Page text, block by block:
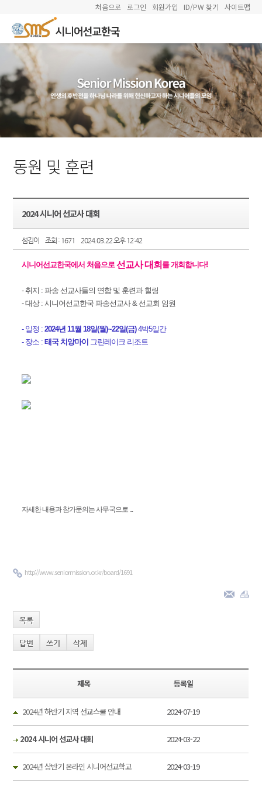
처음으로 로그인 회원가입 ID/PW 찾기 사이트맵
동원 및 훈련
2024 시니어 선교사 대회
섬김이 조회 : 1671 2024.03.22 오후 12:42
시니어선교한국에서 처음으로선교사 대회 를 개회합니다!
- 취지 : 파송 선교사들의 연합 및 훈련과 힐링
- 대상 : 시니어선교한국 파송선교사 & 선교회 임원
- 일정 :2024년 11월 18일(월)~22일(금)4박5일간
- 장소 :태국 치앙마이 그린레이크 리조트
자세한 내용과 참가문의는 사무국으로 ...
http://www.seniormission.or.kr/board/1691
목록
답변 쓰기 삭제
제목 등록일
2024년 하반기 지역 선교스쿨 안내 2024-07-19
2024 시니어 선교사 대회 2024-03-22
2024년 상반기 온라인 시니어선교학교 2024-03-19